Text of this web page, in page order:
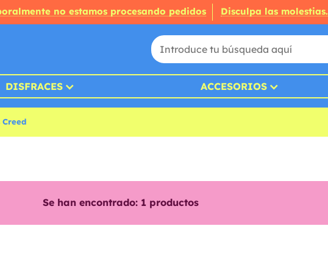
no estamos procesando pedidos Disculpa las molestias.
DISFRACES ACCESORIOS
Creed
Se han encontrado: 1 productos